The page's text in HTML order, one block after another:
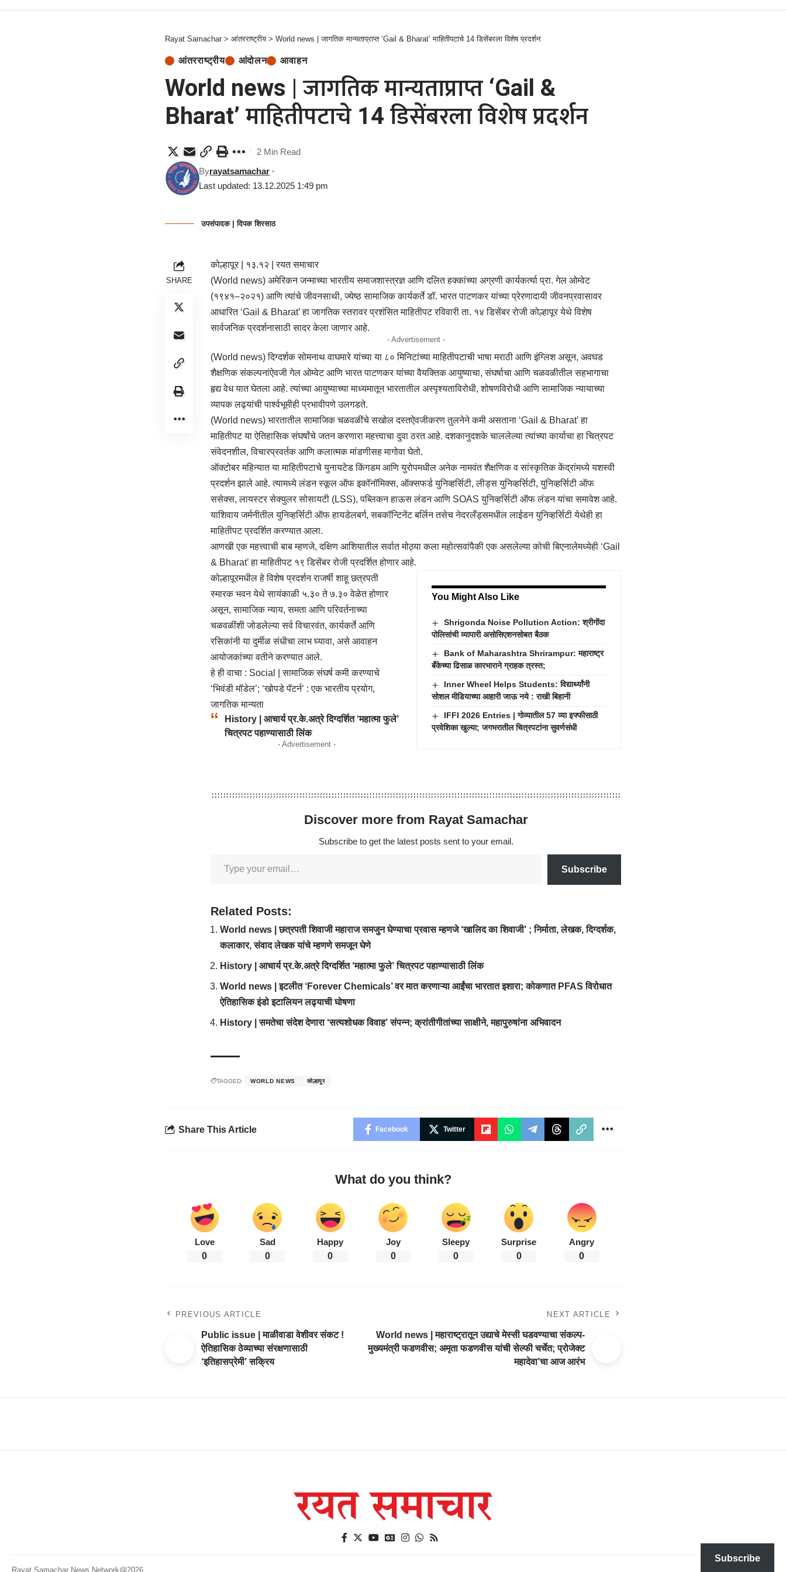
Rayat Samachar > आंतरराष्ट्रीय> World news | जागतिक मान्यताप्राप्त ‘Gail & Bharat’ माहितीपटाचे 14 डिसेंबरला विशेष प्रदर्शन
आंतरराष्ट्रीय आंदोलन आवाहन
World news | जागतिक मान्यताप्राप्त ‘Gail &
Bharat’ माहितीपटाचे 14 डिसेंबरला विशेष प्रदर्शन
Last updated: 13.12.2025 1:49 pm
Byrayatsamachar
2 Min Read
उपसंपादक | दिपक शिरसाठ
SHARE
कोल्हापूर | १३.१२ | रयत समाचार
(World news) अमेरिकन जन्माच्या भारतीय समाजशास्त्रज्ञ आणि दलित हक्कांच्या अग्रणी कार्यकर्त्या प्रा. गेल ओम्वेट
(१९४१–२०२१) आणि त्यांचे जीवनसाथी, ज्येष्ठ सामाजिक कार्यकर्ते डॉ. भारत पाटणकर यांच्या प्रेरणादायी जीवनप्रवासावर
आधारित ‘Gail & Bharat’ हा जागतिक स्तरावर प्रशंसित माहितीपट रविवारी ता. १४ डिसेंबर रोजी कोल्हापूर येथे विशेष
सार्वजनिक प्रदर्शनासाठी सादर केला जाणार आहे.
- Advertisement -
(World news) दिग्दर्शक सोमनाथ वाघमारे यांच्या या ८० मिनिटांच्या माहितीपटाची भाषा मराठी आणि इंग्लिश असून, अवघड
शैक्षणिक संकल्पनांऐवजी गेल ओम्वेट आणि भारत पाटणकर यांच्या वैयक्तिक आयुष्याचा, संघर्षाचा आणि चळवळीतील सहभागाचा
हृद्य वेध यात घेतला आहे. त्यांच्या आयुष्याच्या माध्यमातून भारतातील अस्पृश्यताविरोधी, शोषणविरोधी आणि सामाजिक न्यायाच्या
व्यापक लढ्यांची पार्श्वभूमीही प्रभावीपणे उलगडते.
(World news) भारतातील सामाजिक चळवळींचे सखोल दस्तऐवजीकरण तुलनेने कमी असताना ‘Gail & Bharat’ हा
माहितीपट या ऐतिहासिक संघर्षांचे जतन करणारा महत्त्वाचा दुवा ठरत आहे. दशकानुदशके चाललेल्या त्यांच्या कार्याचा हा चित्रपट
संवेदनशील, विचारप्रवर्तक आणि कलात्मक मांडणीसह मागोवा घेतो.
ऑक्टोबर महिन्यात या माहितीपटाचे युनायटेड किंगडम आणि युरोपमधील अनेक नामवंत शैक्षणिक व सांस्कृतिक केंद्रांमध्ये यशस्वी
प्रदर्शन झाले आहे. त्यामध्ये लंडन स्कूल ऑफ इकॉनॉमिक्स, ऑक्सफर्ड युनिव्हर्सिटी, लीड्स युनिव्हर्सिटी, युनिव्हर्सिटी ऑफ
ससेक्स, लायस्टर सेक्युलर सोसायटी (LSS), पब्लिकन हाऊस लंडन आणि SOAS युनिव्हर्सिटी ऑफ लंडन यांचा समावेश आहे.
याशिवाय जर्मनीतील युनिव्हर्सिटी ऑफ हायडेलबर्ग, सबकॉन्टिनेंट बर्लिन तसेच नेदरलँड्समधील लाईडन युनिव्हर्सिटी येथेही हा
माहितीपट प्रदर्शित करण्यात आला.
आणखी एक महत्त्वाची बाब म्हणजे, दक्षिण आशियातील सर्वात मोठ्या कला महोत्सवांपैकी एक असलेल्या कोची बिएनालेमध्येही ‘Gail
& Bharat’ हा माहितीपट १९ डिसेंबर रोजी प्रदर्शित होणार आहे.
You Might Also Like
Shrigonda Noise Pollution Action: श्रीगोंदा
पोलिसांची व्यापारी असोसिएशनसोबत बैठक
Bank of Maharashtra Shrirampur: महाराष्ट्र
बँकेच्या ढिसाळ कारभाराने ग्राहक त्रस्त;
Inner Wheel Helps Students: विद्यार्थ्यांनी
सोशल मीडियाच्या आहारी जाऊ नये : राखी बिहानी
IFFI 2026 Entries | गोव्यातील 57 व्या इफ्फीसाठी
प्रवेशिका खुल्या; जगभरातील चित्रपटांना सुवर्णसंधी
कोल्हापूरमधील हे विशेष प्रदर्शन राजर्षी शाहू छत्रपती
स्मारक भवन येथे सायंकाळी ५.३० ते ७.३० वेळेत होणार
असून, सामाजिक न्याय, समता आणि परिवर्तनाच्या
चळवळींशी जोडलेल्या सर्व विचारवंत, कार्यकर्ते आणि
रसिकांनी या दुर्मीळ संधीचा लाभ घ्यावा, असे आवाहन
आयोजकांच्या वतीने करण्यात आले.
हे ही वाचा : Social | सामाजिक संघर्ष कमी करण्याचे
‘भिवंडी मॉडेल’; ‘खोपडे पॅटर्न’ : एक भारतीय प्रयोग,
जागतिक मान्यता
History | आचार्य प्र.के.अत्रे दिग्दर्शित ‘महात्मा फुले’
चित्रपट पहाण्यासाठी लिंक
- Advertisement -
Discover more from Rayat Samachar
Subscribe to get the latest posts sent to your email.
Subscribe
Related Posts:
World news | छत्रपती शिवाजी महाराज समजुन घेण्याचा प्रवास म्हणजे ‘खालिद का शिवाजी’ ; निर्माता, लेखक, दिग्दर्शक,
कलाकार, संवाद लेखक यांचे म्हणणे समजून घेणे
History | आचार्य प्र.के.अत्रे दिग्दर्शित ‘महात्मा फुले’ चित्रपट पहाण्यासाठी लिंक
World news | इटलीत ‘Forever Chemicals’ वर मात करणाऱ्या आईंचा भारतात इशारा; कोकणात PFAS विरोधात
ऐतिहासिक इंडो इटालियन लढ्याची घोषणा
History | समतेचा संदेश देणारा ‘सत्यशोधक विवाह’ संपन्न; क्रांतीगीतांच्या साक्षीने, महापुरुषांना अभिवादन
TAGGED: WORLD NEWS कोल्हापूर
Share This Article Facebook Twitter
What do you think?
Love
0
Sad
0
Happy
0
Joy
0
Sleepy
0
Surprise
0
Angry
0
PREVIOUS ARTICLE
Public issue | माळीवाडा वेशीवर संकट !
ऐतिहासिक ठेव्याच्या संरक्षणासाठी
‘इतिहासप्रेमी’ सक्रिय
NEXT ARTICLE
World news | महाराष्ट्रातून उद्याचे मेस्सी घडवण्याचा संकल्प-
मुख्यमंत्री फडणवीस; अमृता फडणवीस यांची सेल्फी चर्चेत; प्रोजेक्ट
महादेवा’चा आज आरंभ
Rayat Samachar News Network@2026
Subscribe